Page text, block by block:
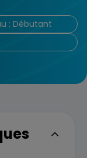
: Débutant